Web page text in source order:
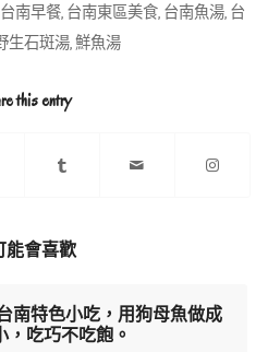
台南早餐, 台南東區美食, 台南魚湯, 台
生石斑湯,鮮魚湯
this entry
能會喜歡
南特色小吃，用狗母魚做成
吃巧不吃飽。